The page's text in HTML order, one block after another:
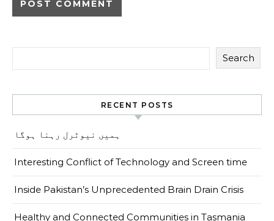
Search
RECENT POSTS
ہمیں نیوٹرل رہنا ہوگا
Interesting Conflict of Technology and Screen time
Inside Pakistan’s Unprecedented Brain Drain Crisis
Healthy and Connected Communities in Tasmania